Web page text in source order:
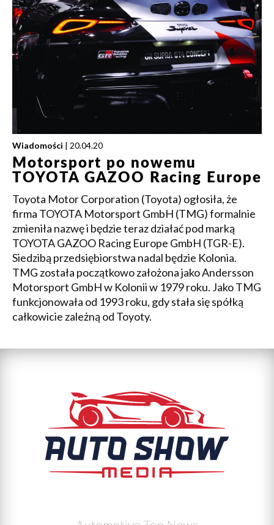
Wiadomości | 20.04.20
Motorsport po nowemu
TOYOTA GAZOO Racing Europe
Toyota Motor Corporation (Toyota) ogłosiła, że
firma TOYOTA Motorsport GmbH (TMG) formalnie
zmieniła nazwę i będzie teraz działać pod marką
TOYOTA GAZOO Racing Europe GmbH (TGR-E).
Siedzibą przedsiębiorstwa nadal będzie Kolonia.
TMG została początkowo założona jako Andersson
Motorsport GmbH w Kolonii w 1979 roku. Jako TMG
funkcjonowała od 1993 roku, gdy stała się spółką
całkowicie zależną od Toyoty.